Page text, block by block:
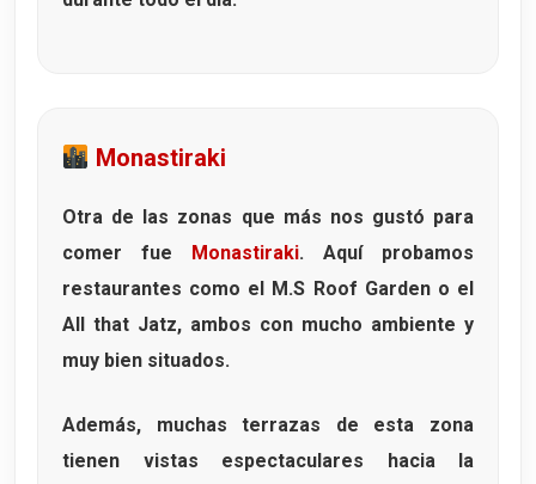
Monastiraki
Otra de las zonas que más nos gustó para
comer fue
Monastiraki. Aquí probamos
restaurantes como el
M.S Roof Gardeno el
All that Jatz, ambos con mucho ambiente y
muy bien situados.
Además, muchas terrazas de esta zona
tienen vistas espectaculares hacia la